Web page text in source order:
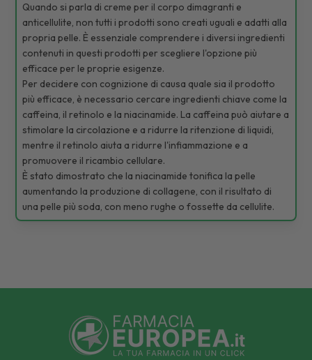
Quando si parla di creme per il corpo dimagranti e
anticellulite, non tutti i prodotti sono creati uguali e adatti alla
propria pelle. È essenziale comprendere i diversi ingredienti
contenuti in questi prodotti per scegliere l'opzione più
efficace per le proprie esigenze.
Per decidere con cognizione di causa quale sia il prodotto
più efficace, è necessario cercare ingredienti chiave come la
caffeina, il retinolo e la niacinamide. La caffeina può aiutare a
stimolare la circolazione e a ridurre la ritenzione di liquidi,
mentre il retinolo aiuta a ridurre l'infiammazione e a
promuovere il ricambio cellulare.
È stato dimostrato che la niacinamide tonifica la pelle
aumentando la produzione di collagene, con il risultato di
una pelle più soda, con meno rughe o fossette da cellulite.